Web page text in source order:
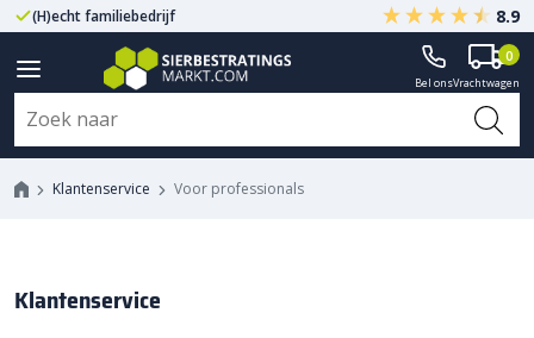
(H)echt familiebedrijf Gegarandeerd A-kwaliteit
8.9
Bel onsVrachtwagen
0
Klantenservice Voor professionals
Klantenservice